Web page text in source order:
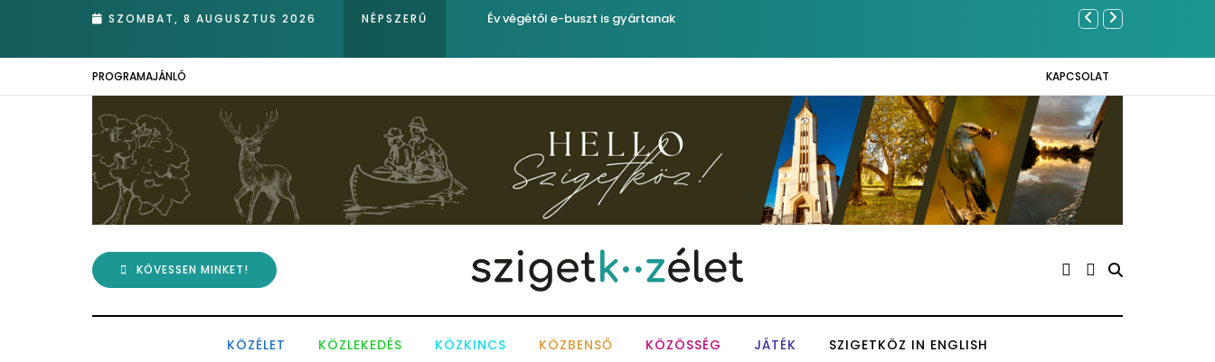
SZOMBAT, 8 AUGUSZTUS 2026 NÉPSZERŰ
tért be nemrégiben Kázmérra Év végétől e-buszt is gyártanak
PROGRAMAJÁNLÓ KAPCSOLAT
KÖVESSEN MINKET!
KÖZÉLET KÖZLEKEDÉS KÖZKINCS KÖZBENSŐ KÖZÖSSÉG JÁTÉK SZIGETKÖZ IN ENGLISH